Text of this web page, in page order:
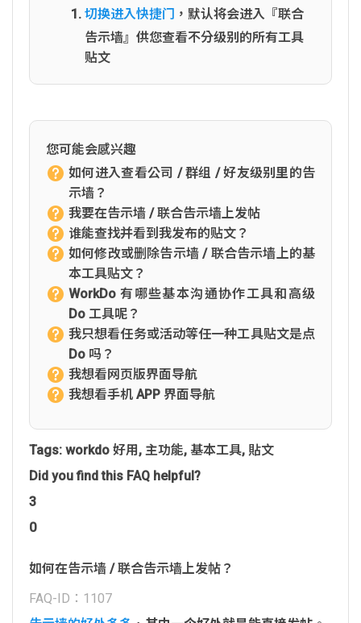
切换进入快捷门 ，默认将会进入『联合
告示墙』供您查看不分级别的所有工具
贴文
您可能会感兴趣
如何进入查看公司 / 群组 / 好友级别里的告
示墙？
我要在告示墙 / 联合告示墙上发帖
谁能查找并看到我发布的贴文？
如何修改或删除告示墙 / 联合告示墙上的基
本工具贴文？
WorkDo 有哪些基本沟通协作工具和高级
Do 工具呢？
我只想看任务或活动等任一种工具贴文是点
Do 吗？
我想看网页版界面导航
我想看手机 APP 界面导航
Tags: workdo 好用, 主功能, 基本工具, 貼文
Did you find this FAQ helpful?
3
0
如何在告示墙 / 联合告示墙上发帖？
FAQ-ID：1107